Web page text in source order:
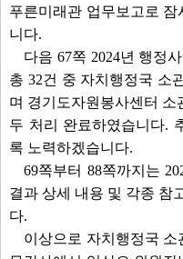
푸른미래관 업무보고로
니다.
다음 67쪽 2024년 행정
총 32건 중 자치행정국 소
며 경기도자원봉사센터 소
두 처리 완료하였습니다.
록 노력하겠습니다.
69쪽부터 88쪽까지는
결과 상세 내용 및 각종 참
다.
이상으로 자치행정국